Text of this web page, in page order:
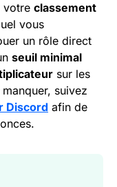
votre classement
vous
un rôle direct
seuil minimal
sur les
suivez
Discord afin de